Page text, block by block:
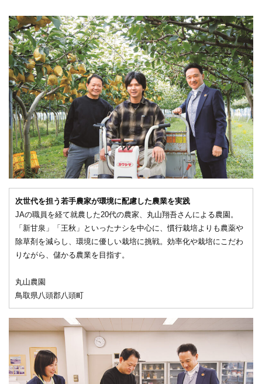
次世代を担う若手農家が環境に配慮した農業を実践
JAの職員を経て就農した20代の農家、丸山翔吾さんによる農園。
「新甘泉」「王秋」といったナシを中心に、慣行栽培よりも農薬や
除草剤を減らし、環境に優しい栽培に挑戦。効率化や栽培にこだわ
りながら、儲かる農業を目指す。
丸山農園
鳥取県八頭郡八頭町